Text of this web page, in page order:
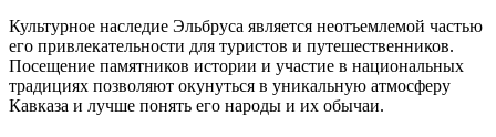
Культурное наследие Эльбруса является неотъемлемой частью
его привлекательности для туристов и путешественников.
Посещение памятников истории и участие в национальных
традициях позволяют окунуться в уникальную атмосферу
Кавказа и лучше понять его народы и их обычаи.